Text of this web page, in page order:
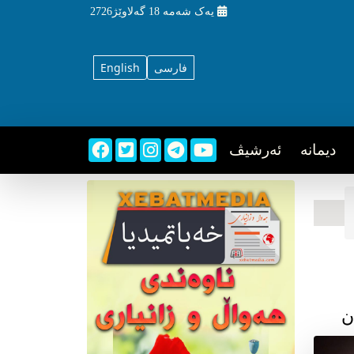
یه‌ک شه‌مه‌ 18 گه‌لاوێژ2726
English فارسی
دیمانه ئه‌رشیڤ